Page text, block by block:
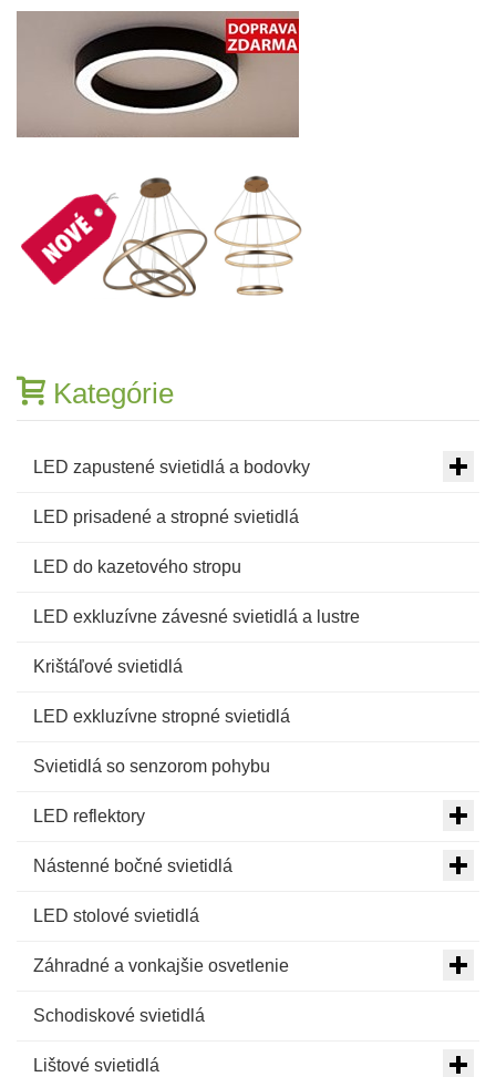
Kategórie
LED zapustené svietidlá a bodovky
LED prisadené a stropné svietidlá
LED do kazetového stropu
LED exkluzívne závesné svietidlá a lustre
Krištáľové svietidlá
LED exkluzívne stropné svietidlá
Svietidlá so senzorom pohybu
LED reflektory
Nástenné bočné svietidlá
LED stolové svietidlá
Záhradné a vonkajšie osvetlenie
Schodiskové svietidlá
Lištové svietidlá